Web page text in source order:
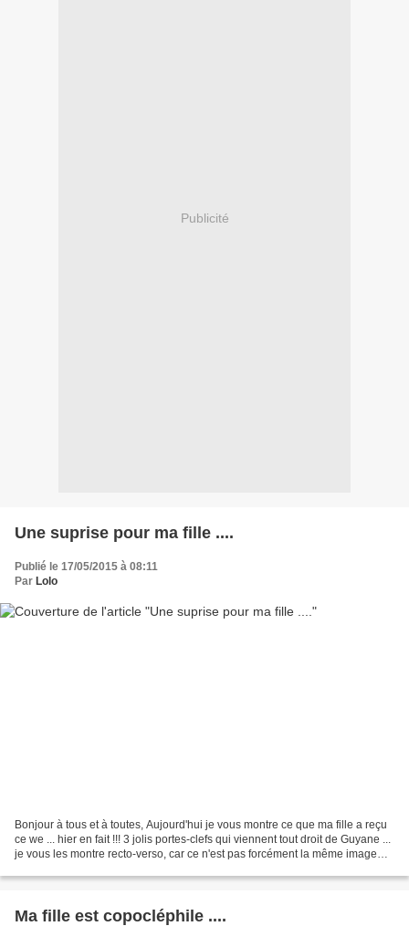
Publicité
Une suprise pour ma fille ....
Publié le 17/05/2015 à 08:11
Par Lolo
Bonjour à tous et à toutes, Aujourd'hui je vous montre ce que ma fille a reçu
ce we ... hier en fait !!! 3 jolis portes-clefs qui viennent tout droit de Guyane ...
je vous les montre recto-verso, car ce n'est pas forcément la même image
Ma fille est copocléphile ....